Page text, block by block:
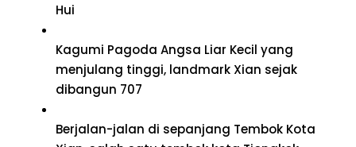
Hui
Kagumi Pagoda Angsa Liar Kecil yang
menjulang tinggi, landmark Xian sejak
dibangun 707
Berjalan-jalan di sepanjang Tembok Kota